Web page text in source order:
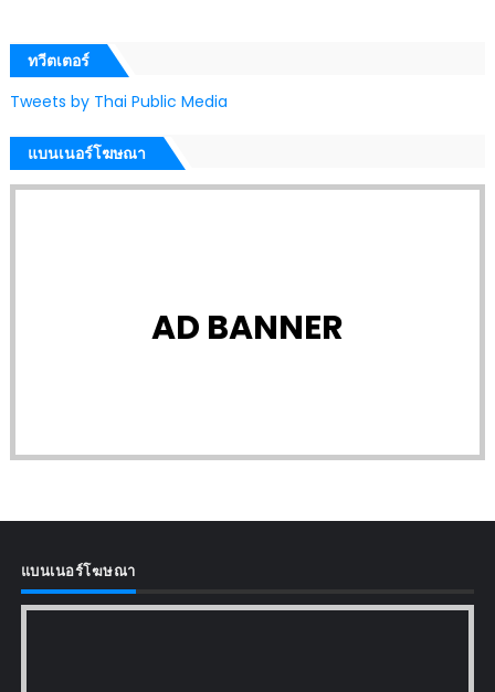
ทวีตเตอร์
Tweets by Thai Public Media
แบนเนอร์โฆษณา
AD BANNER
แบนเนอร์โฆษณา